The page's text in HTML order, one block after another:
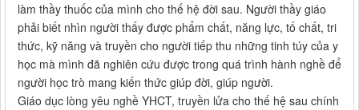
làm thầy thuốc của mình cho thế hệ đời sau. Người thầy giáo
phải biết nhìn người thấy được phẩm chất, năng lực, tố chất, tri
thức, kỹ năng và truyền cho người tiếp thu những tinh túy của y
học mà mình đã nghiên cứu được trong quá trình hành nghề để
người học trò mang kiến thức giúp đời, giúp người.
Giáo dục lòng yêu nghề YHCT, truyền lửa cho thế hệ sau chính